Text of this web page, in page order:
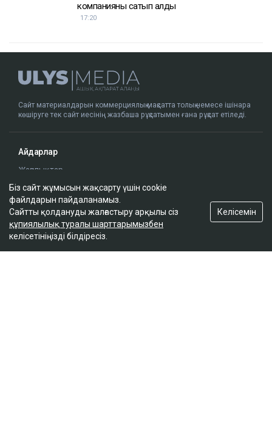
компанияны сатып алды
17:20
Сайт материалдарын коммерциялық мақсатта толық немесе ішінара
көшіруге тек сайт иесінің жазбаша рұқсатымен ғана рұқсат етіледі.
Айдарлар
Жаңалықтар
Сол жағалау
Бюджет
Сараптама
Аймақ
Қоғам
Ұстаным
Біз сайт жұмысын жақсарту үшін cookie
файлдарын пайдаланамыз.
Сайтты қолдануды жалғастыру арқылы сіз
құпиялылық туралы шарттарымызбен
келісетініңізді білдіресіз.
Келісемін